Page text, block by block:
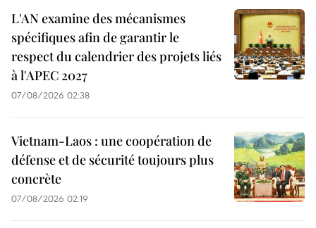
L'AN examine des mécanismes
spécifiques afin de garantir le
respect du calendrier des projets liés
à l'APEC 2027
07/08/2026 02:38
Vietnam-Laos : une coopération de
défense et de sécurité toujours plus
concrète
07/08/2026 02:19